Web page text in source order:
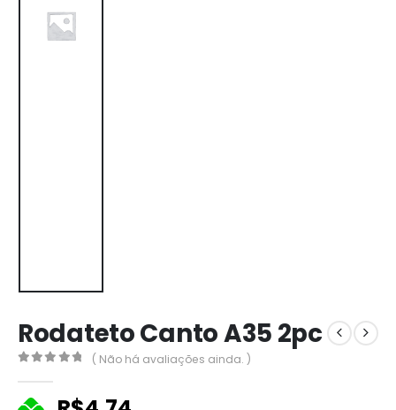
Rodateto Canto A35 2pc
( Não há avaliações ainda. )